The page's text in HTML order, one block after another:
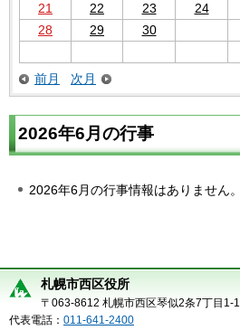
21
22 23 24
28
29 30
前月 次月
2026年6月の行事
2026年6月の行事情報はありません。
札幌市西区役所
〒063-8612 札幌市西区琴似2条7丁目1-1
代表電話： 011-641-2400